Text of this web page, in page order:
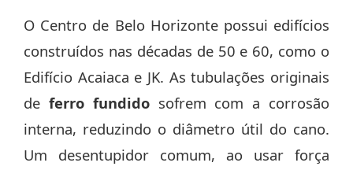
O Centro de Belo Horizonte possui edifícios
construídos nas décadas de 50 e 60, como o
Edifício Acaiaca e JK. As tubulações originais
de ferro fundidosofrem com a corrosão
interna, reduzindo o diâmetro útil do cano.
Um desentupidor comum, ao usar força